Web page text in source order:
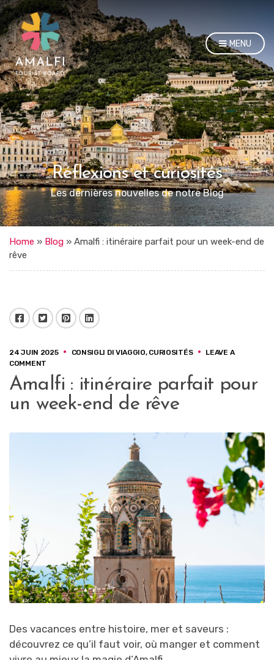
MENU
Réflexions et curiosités
Les dernières nouvelles de notre Blog
Home » Blog » Amalfi : itinéraire parfait pour un week-end de
rêve
Facebook Twitter Pinterest LinkedIn
24 JUIN 2025 CONSIGLI DI VIAGGIO, CURIOSITÉS
LEAVE A
COMMENTON
AMALFI
:
ITINÉRAIRE
PARFAIT
Amalfi : itinéraire parfait pour
un week-end de rêve
Des vacances entre histoire, mer et saveurs :
découvrez ce qu’il faut voir, où manger et comment